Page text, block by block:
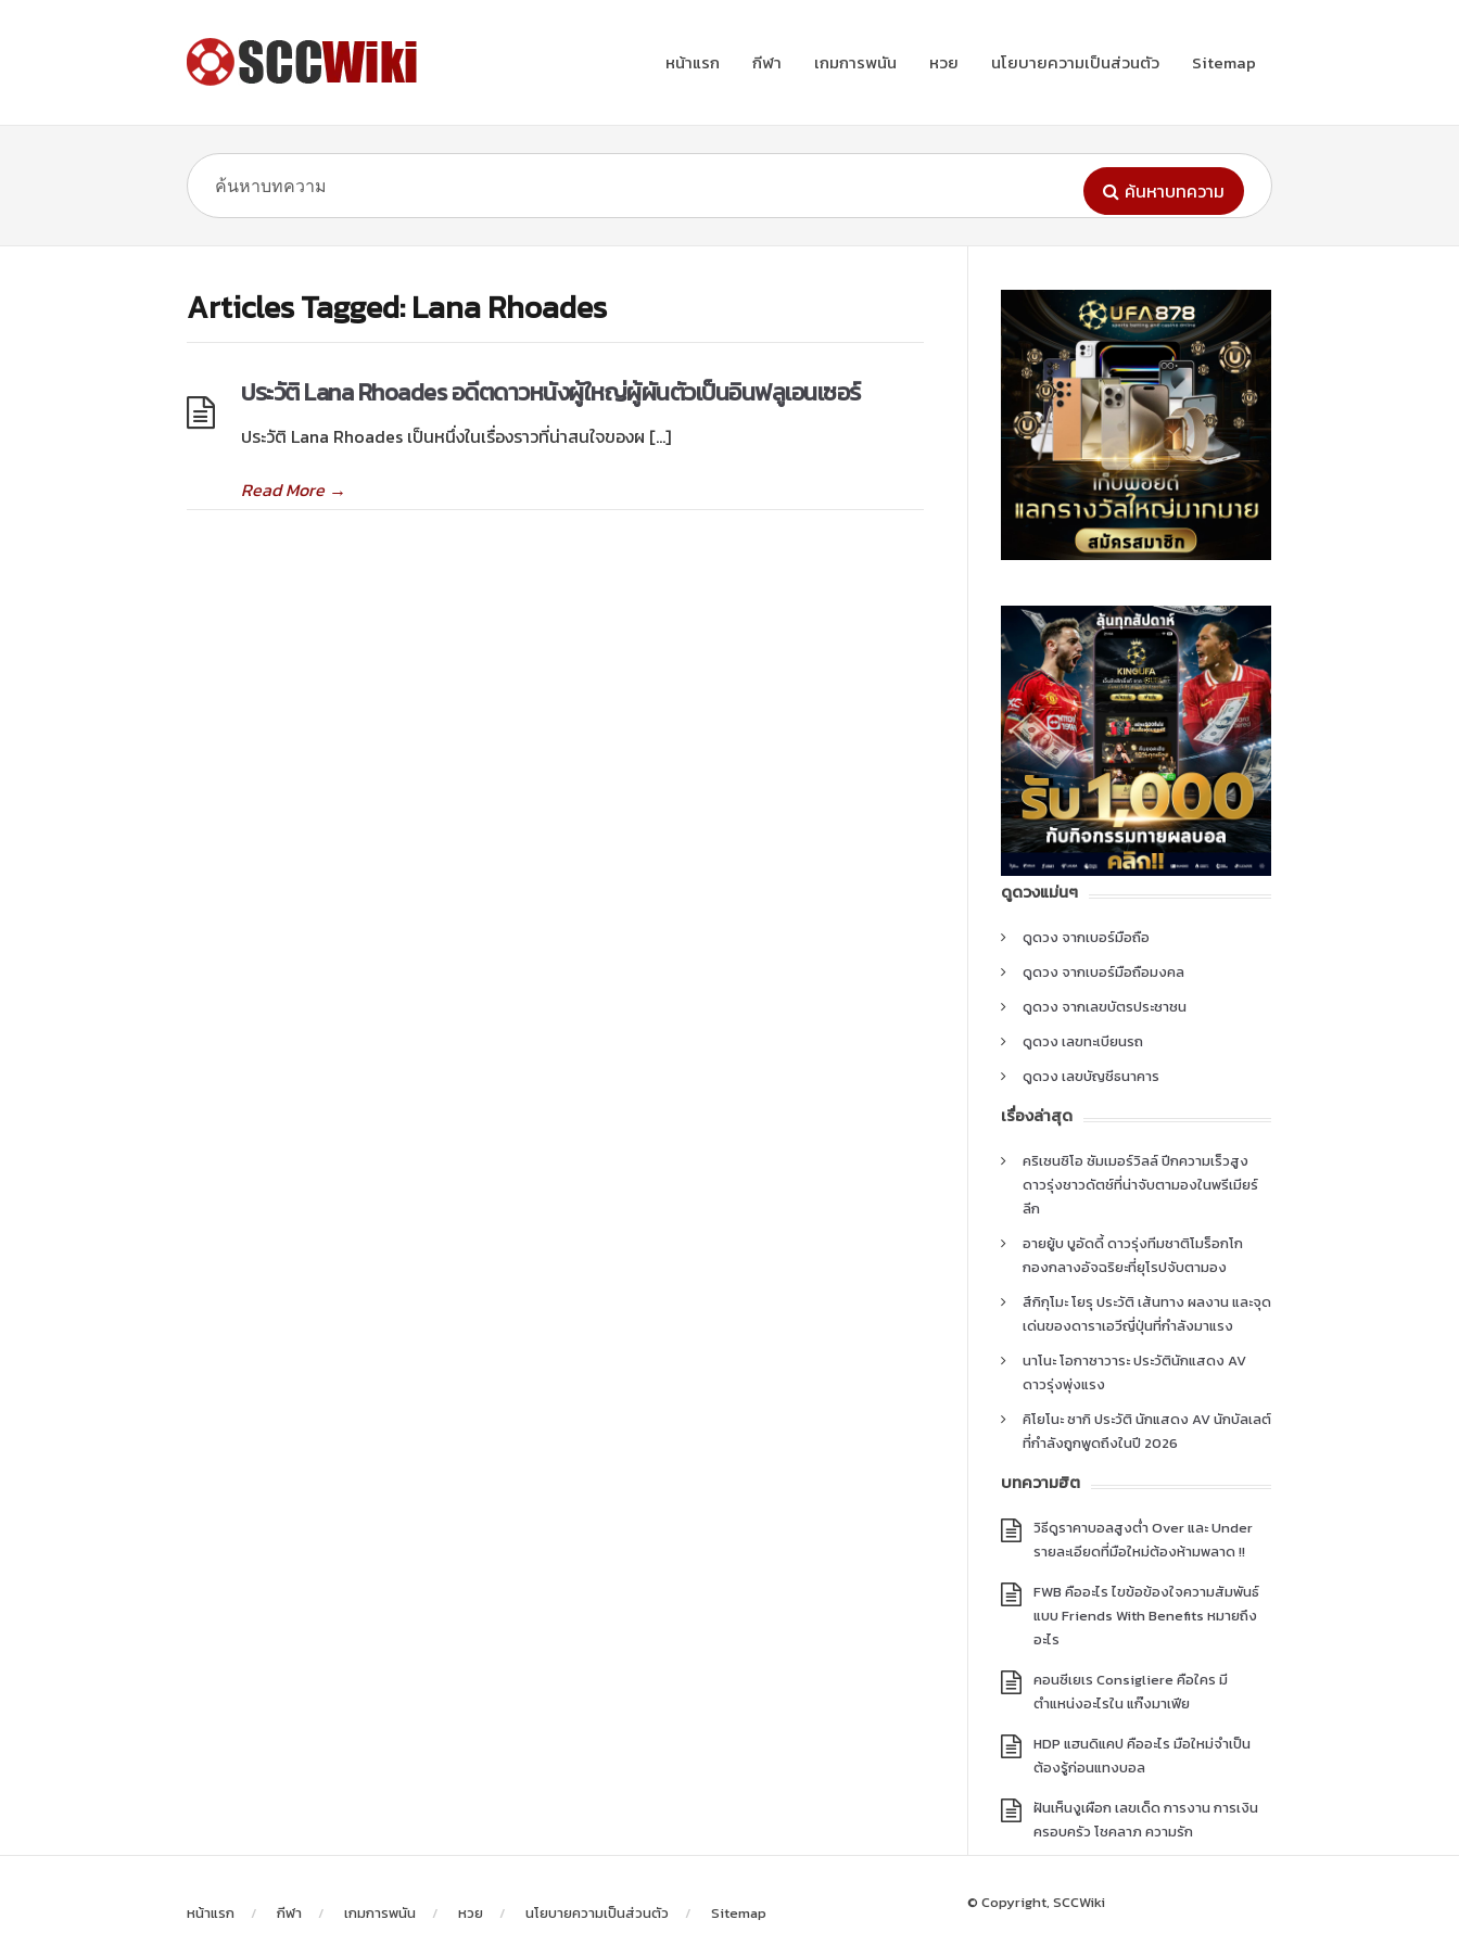
หน้าแรก กีฬา เกมการพนัน หวย นโยบายความเป็นส่วนตัว Sitemap
ค้นหาบทความ
Articles Tagged: Lana Rhoades
ประวัติ Lana Rhoades อดีตดาวหนังผู้ใหญ่ผู้ผันตัวเป็นอินฟลูเอนเซอร์
ประวัติ Lana Rhoades เป็นหนึ่งในเรื่องราวที่น่าสนใจของผ […]
Read More→
ดูดวงแม่นๆ
ดูดวง จากเบอร์มือถือ
ดูดวง จากเบอร์มือถือมงคล
ดูดวง จากเลขบัตรประชาชน
ดูดวง เลขทะเบียนรถ
ดูดวง เลขบัญชีธนาคาร
เรื่องล่าสุด
คริเซนซิโอ ซัมเมอร์วิลล์ ปีกความเร็วสูง
ดาวรุ่งชาวดัตช์ที่น่าจับตามองในพรีเมียร์
ลีก
อายยู้บ บูอัดดี้ ดาวรุ่งทีมชาติโมร็อกโก
กองกลางอัจฉริยะที่ยุโรปจับตามอง
สึกิกุโมะ โยรุ ประวัติ เส้นทาง ผลงาน และจุด
เด่นของดาราเอวีญี่ปุ่นที่กำลังมาแรง
นาโนะ โอกาซาวาระ ประวัตินักแสดง AV
ดาวรุ่งพุ่งแรง
คิโยโนะ ซากิ ประวัติ นักแสดง AV นักบัลเลต์
ที่กำลังถูกพูดถึงในปี 2026
บทความฮิต
วิธีดูราคาบอลสูงต่ำ Over และ Under
รายละเอียดที่มือใหม่ต้องห้ามพลาด !!
FWB คืออะไร ไขข้อข้องใจความสัมพันธ์
แบบ Friends With Benefits หมายถึง
อะไร
คอนซีเยเร Consigliere คือใคร มี
ตำแหน่งอะไรใน แก๊งมาเฟีย
HDP แฮนดิแคป คืออะไร มือใหม่จำเป็น
ต้องรู้ก่อนแทงบอล
ฝันเห็นงูเผือก เลขเด็ด การงาน การเงิน
ครอบครัว โชคลาภ ความรัก
หน้าแรก กีฬา เกมการพนัน หวย นโยบายความเป็นส่วนตัว Sitemap
© Copyright, SCCWiki